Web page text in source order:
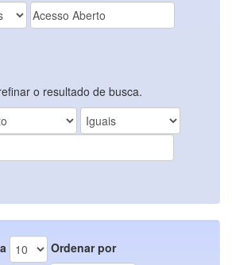
o resultado de busca.
Ordenar por